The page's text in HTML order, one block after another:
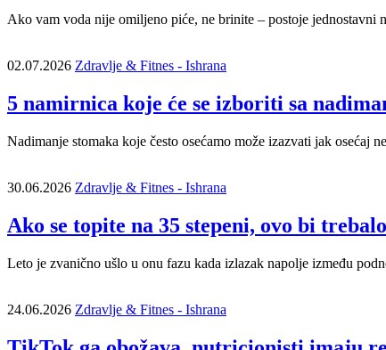
Ako vam voda nije omiljeno piće, ne brinite – postoje jednostavni
02.07.2026 Zdravlje & Fitnes - Ishrana
5 namirnica koje će se izboriti sa
Nadimanje stomaka koje često osećamo može izazvati jak osećaj
30.06.2026 Zdravlje & Fitnes - Ishrana
Ako se topite na 35 stepeni, ovo bi
Leto je zvanično ušlo u onu fazu kada izlazak napolje između
24.06.2026 Zdravlje & Fitnes - Ishrana